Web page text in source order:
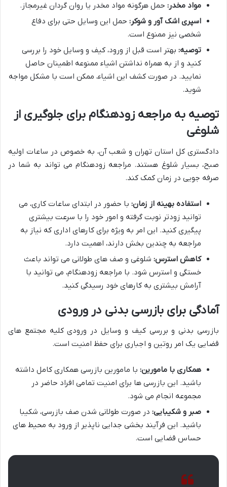
مواد مخدر: حمل هرگونه مواد مخدر یا روان گردان غیرمجاز.
اسپری اشک آور و شوکر: حمل این وسایل حتی برای دفاع
شخصی نیز ممنوع است.
توصیه: بهتر است قبل از ورود، کیف و وسایل خود را بررسی
کنید و از به همراه نداشتن اشیاء ممنوعه اطمینان حاصل
نمایید. در صورت کشف این اشیاء، ممکن است با مشکل مواجه
شوید.
توصیه به مراجعه زودهنگام برای جلوگیری از
شلوغی
دادگستری کل استان تهران و شعب آن، به خصوص در ساعات اولیه
صبح، بسیار شلوغ هستند. مراجعه زودهنگام می تواند به شما در
صرفه جویی در زمان کمک کند.
استفاده بهینه از زمان: با حضور در ابتدای ساعات کاری، می
توانید زودتر نوبت گرفته و امور خود را با سرعت بیشتری
پیگیری کنید. این امر به ویژه برای کارهای اداری که نیاز به
مراجعه به چندین بخش دارند، اهمیت دارد.
کاهش استرس: شلوغی و صف های طولانی می تواند باعث
خستگی و استرس شود. با مراجعه زودهنگام، می توانید با
آرامش بیشتری به کارهای خود رسیدگی کنید.
آمادگی برای بازرسی بدنی در ورودی
بازرسی بدنی و بررسی کیف و وسایل در ورودی کلیه مجتمع های
قضایی یک امر روتین و اجباری برای حفظ امنیت است.
همکاری با مامورین: با مامورین بازرسی همکاری کامل داشته
باشید. این بازرسی ها برای امنیت تمامی افراد حاضر در
مجموعه انجام می شود.
صبر و شکیبایی: در صورت طولانی شدن صف بازرسی، شکیبا
باشید. این فرآیند بخشی جدایی ناپذیر از ورود به محیط های
حساس قضایی است.